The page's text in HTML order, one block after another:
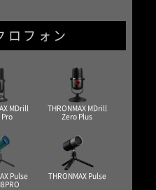
ロフォン
MDrill
Pro
THRONMAX MDrill
Zero Plus
Pulse
THRONMAX Pulse